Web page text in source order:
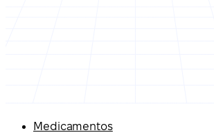
Medicamentos